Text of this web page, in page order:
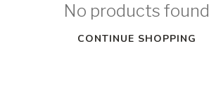
No products found
CONTINUE SHOPPING